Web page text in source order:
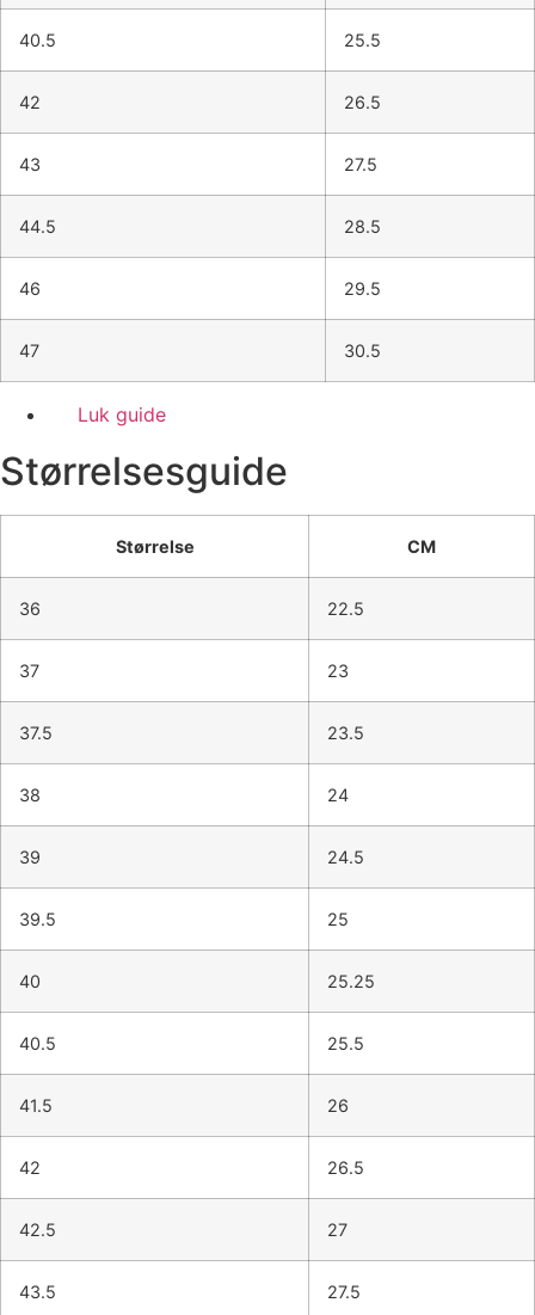
40.5 25.5
42 26.5
43 27.5
44.5 28.5
46 29.5
47 30.5
Luk guide
Størrelsesguide
Størrelse CM
36 22.5
37 23
37.5 23.5
38 24
39 24.5
39.5 25
40 25.25
40.5 25.5
41.5 26
42 26.5
42.5 27
43.5 27.5